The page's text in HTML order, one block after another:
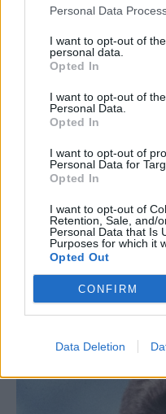
Personal Data
I want to opt-out of
personal data.
Opted In
I want to opt-out of
Personal Data.
Opted In
I want to opt-out of
Personal Data for
Opted In
I want to opt-out of
Retention, Sale, and/
Personal Data that Is
Purposes for which it
Opted Out
CONFIRM
Data Deletion